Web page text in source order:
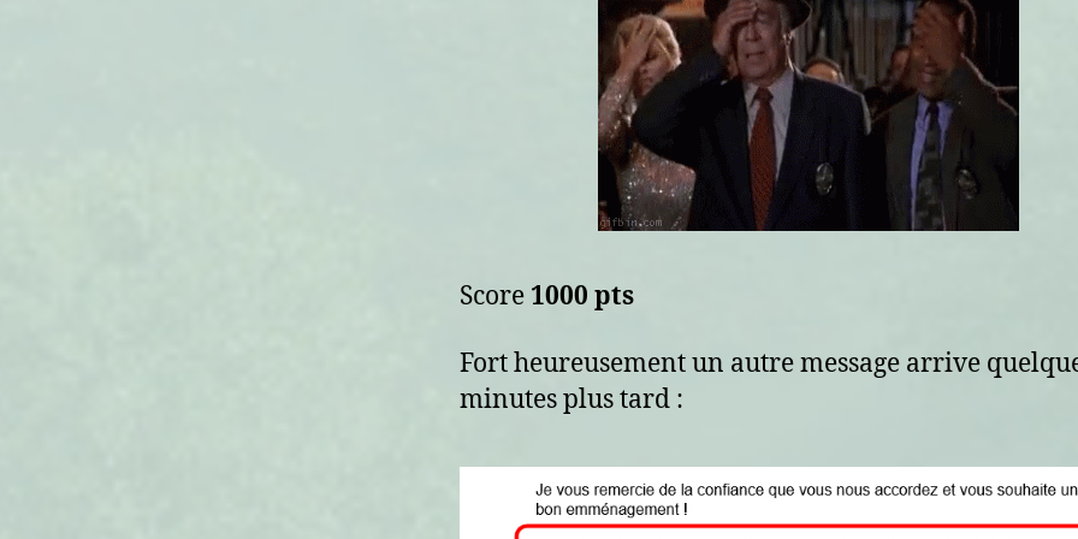
Score 1000 pts
Fort heureusement un autre message arrive
minutes plus tard :